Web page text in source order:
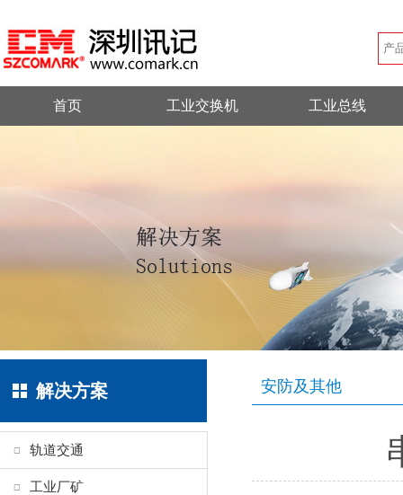
首页 工业交换机 工业总线
解决方案
轨道交通
工业厂矿
安防及其他